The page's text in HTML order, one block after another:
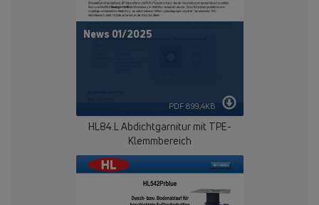
News 01/2025
PDF 899,4KB
HL84.LAbdichtgarnitur mit TPE-
Klemmbereich